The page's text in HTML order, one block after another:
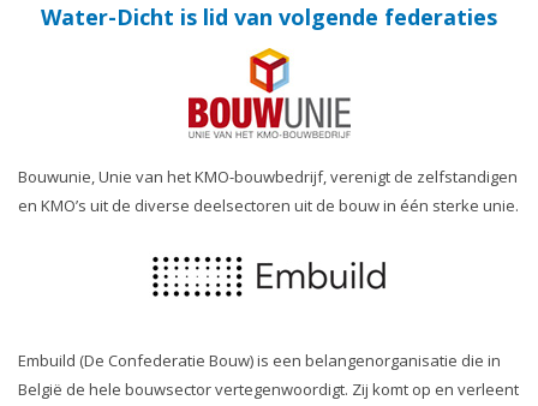
Water-Dicht is lid van volgende federaties
Bouwunie, Unie van het KMO-bouwbedrijf, verenigt de zelfstandigen
en KMO’s uit de diverse deelsectoren uit de bouw in één sterke unie.
Embuild (De Confederatie Bouw) is een belangenorganisatie die in
België de hele bouwsector vertegenwoordigt. Zij komt op en verleent